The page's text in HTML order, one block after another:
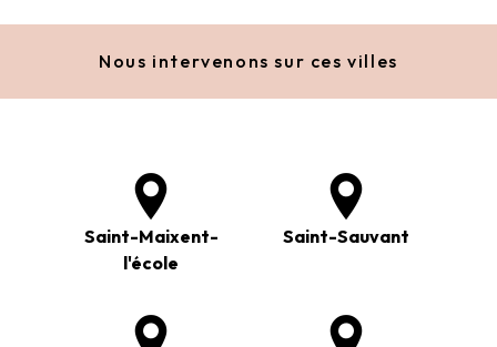
Nous intervenons sur ces villes
Saint-Maixent-
l'école
Saint-Sauvant